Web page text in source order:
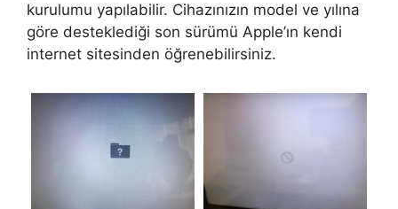
kurulumu yapılabilir. Cihazınızın model ve yılına
göre desteklediği son sürümü Apple’ın kendi
internet sitesinden öğrenebilirsiniz.